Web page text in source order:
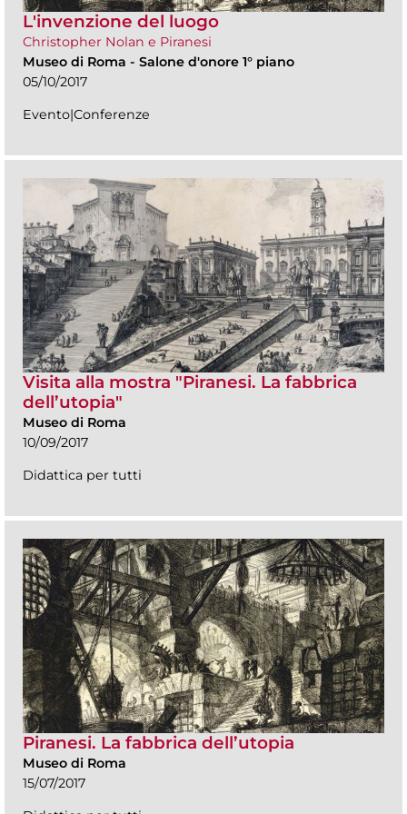
L'invenzione del luogo
Christopher Nolan e Piranesi
Museo di Roma - Salone d'onore 1° piano
05/10/2017
Evento|Conferenze
Visita alla mostra "Piranesi. La fabbrica
dell’utopia"
Museo di Roma
10/09/2017
Didattica per tutti
Piranesi. La fabbrica dell’utopia
Museo di Roma
15/07/2017